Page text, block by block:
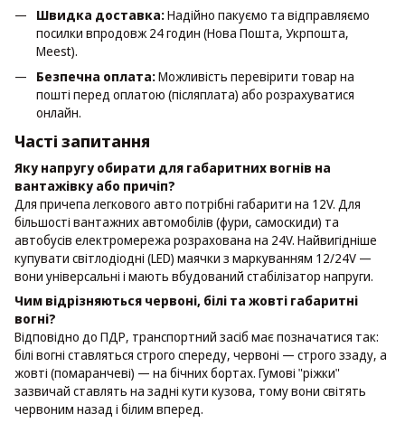
Швидка доставка:Надійно пакуємо та відправляємо
посилки впродовж 24 годин (Нова Пошта, Укрпошта,
Meest).
Безпечна оплата:Можливість перевірити товар на
пошті перед оплатою (післяплата) або розрахуватися
онлайн.
Часті запитання
Яку напругу обирати для габаритних вогнів на
вантажівку або причіп?
Для причепа легкового авто потрібні габарити на 12V. Для
більшості вантажних автомобілів (фури, самоскиди) та
автобусів електромережа розрахована на 24V. Найвигідніше
купувати світлодіодні (LED) маячки з маркуванням 12/24V —
вони універсальні і мають вбудований стабілізатор напруги.
Чим відрізняються червоні, білі та жовті габаритні
вогні?
Відповідно до ПДР, транспортний засіб має позначатися так:
білі вогні ставляться строго спереду, червоні — строго ззаду, а
жовті (помаранчеві) — на бічних бортах. Гумові "ріжки"
зазвичай ставлять на задні кути кузова, тому вони світять
червоним назад і білим вперед.